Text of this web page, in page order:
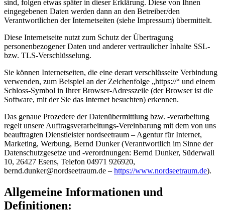
sind, folgen etwas später in dieser Erklärung. Diese von Ihnen
eingegebenen Daten werden dann an den Betreiber/den
Verantwortlichen der Internetseiten (siehe Impressum) übermittelt.
Diese Internetseite nutzt zum Schutz der Übertragung
personenbezogener Daten und anderer vertraulicher Inhalte SSL-
bzw. TLS-Verschlüsselung.
Sie können Internetseiten, die eine derart verschlüsselte Verbindung
verwenden, zum Beispiel an der Zeichenfolge „https://“ und einem
Schloss-Symbol in Ihrer Browser-Adresszeile (der Browser ist die
Software, mit der Sie das Internet besuchten) erkennen.
Das genaue Prozedere der Datenübermittlung bzw. -verarbeitung
regelt unsere Auftragsverarbeitungs-Vereinbarung mit dem von uns
beauftragten Dienstleister nordseetraum – Agentur für Internet,
Marketing, Werbung, Bernd Dunker (Verantwortlich im Sinne der
Datenschutzgesetze und -verordnungen: Bernd Dunker, Süderwall
10, 26427 Esens, Telefon 04971 926920,
bernd.dunker@nordseetraum.de – https://www.nordseetraum.de).
Allgemeine Informationen und
Definitionen: